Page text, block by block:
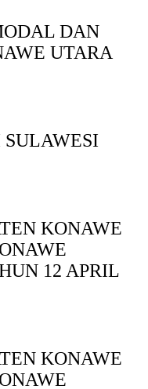
DAN
UTARA
SULAWESI
KONAWE
12 APRIL
KONAWE